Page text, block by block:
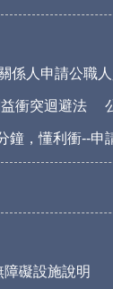
係人申請公職人
衝突迴避法
鐘，懂利衝--申
礙設施說明